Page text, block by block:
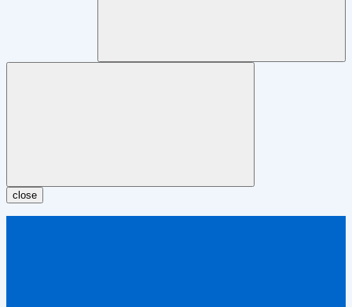
close